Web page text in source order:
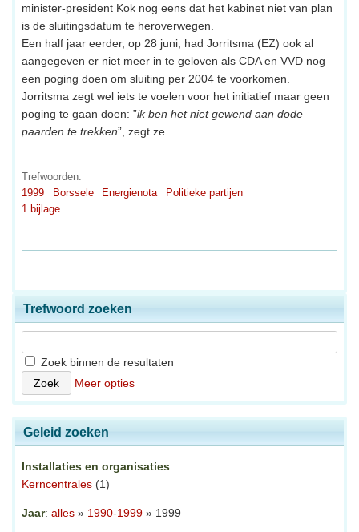
minister-president Kok nog eens dat het kabinet niet van plan
is de sluitingsdatum te heroverwegen.
Een half jaar eerder, op 28 juni, had Jorritsma (EZ) ook al
aangegeven er niet meer in te geloven als CDA en VVD nog
een poging doen om sluiting per 2004 te voorkomen.
Jorritsma zegt wel iets te voelen voor het initiatief maar geen
poging te gaan doen: ”ik ben het niet gewend aan dode
paarden te trekken”, zegt ze.
Trefwoorden:
1999
Borssele Energienota
Politieke partijen
1 bijlage
Trefwoord zoeken
Zoek binnen de resultaten
Meer opties
Geleid zoeken
Installaties en organisaties
Kerncentrales (1)
Jaar: alles » 1990-1999 » 1999